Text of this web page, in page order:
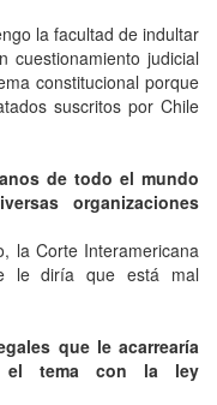
la facultad de indultar
cuestionamiento judicial
constitucional porque
suscritos por Chile
de todo el mundo
organizaciones
la Corte Interamericana
le diría que está mal
que le acarrearía
el tema con la ley